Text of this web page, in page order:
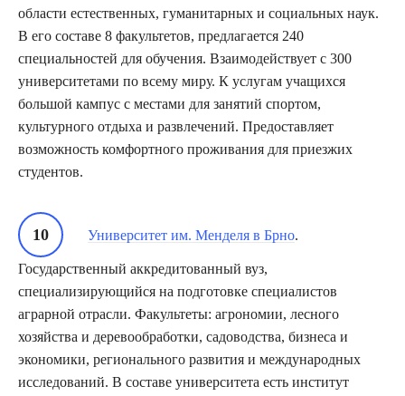
области естественных, гуманитарных и социальных наук.
В его составе 8 факультетов, предлагается 240
специальностей для обучения. Взаимодействует с 300
университетами по всему миру. К услугам учащихся
большой кампус с местами для занятий спортом,
культурного отдыха и развлечений. Предоставляет
возможность комфортного проживания для приезжих
студентов.
Университет им. Менделя в Брно.
Государственный аккредитованный вуз,
специализирующийся на подготовке специалистов
аграрной отрасли. Факультеты: агрономии, лесного
хозяйства и деревообработки, садоводства, бизнеса и
экономики, регионального развития и международных
исследований. В составе университета есть институт